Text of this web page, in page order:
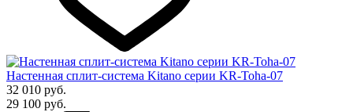
Настенная сплит-система Kitano серии KR-Toha-07
32 010 руб.
29 100 руб.